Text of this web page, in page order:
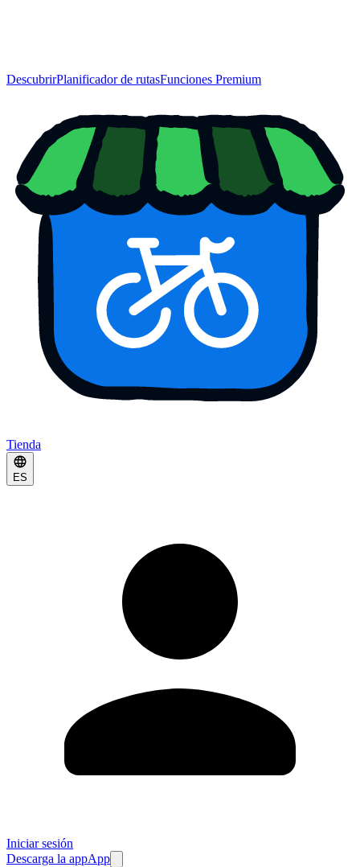
DescubrirPlanificador de rutasFunciones Premium
Tienda
ES
Iniciar sesión
Descarga la appApp